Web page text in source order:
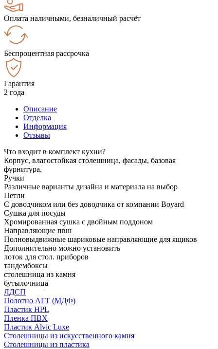
Оплата наличными, безналичный расчёт
Беспроцентная рассрочка
Гарантия
2 года
Описание
Отделка
Информация
Отзывы
Что входит в комплект кухни?
Корпус, влагостойкая столешница, фасады, базовая
фурнитура.
Ручки
Различные варианты дизайна и материала на выбор
Петли
С доводчиком или без доводчика от компании Boyard
Сушка для посуды
Хромированная сушка с двойным поддоном
Направляющие пвш
Полновыдвижные шариковые направляющие для ящиков
Дополнительно можно установить
лоток для стол. приборов
тандембоксы
столешница из камня
бутылочница
ЛДСП
Полотно АГТ (МДФ)
Пластик HPL
Пленка ПВХ
Пластик Alvic Luxe
Столешницы из искусственного камня
Столешницы из пластика